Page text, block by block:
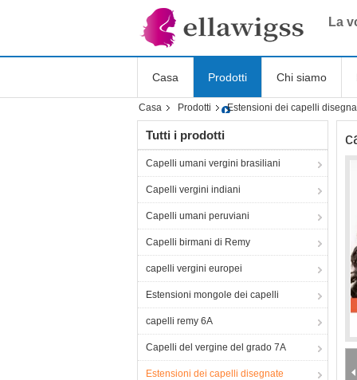
La
Casa Prodotti Chi siamo
Casa Prodotti Estensioni dei capelli
Tutti i prodotti
Capelli umani vergini brasiliani
Capelli vergini indiani
Capelli umani peruviani
Capelli birmani di Remy
capelli vergini europei
Estensioni mongole dei capelli
capelli remy 6A
Capelli del vergine del grado 7A
Estensioni dei capelli disegnate